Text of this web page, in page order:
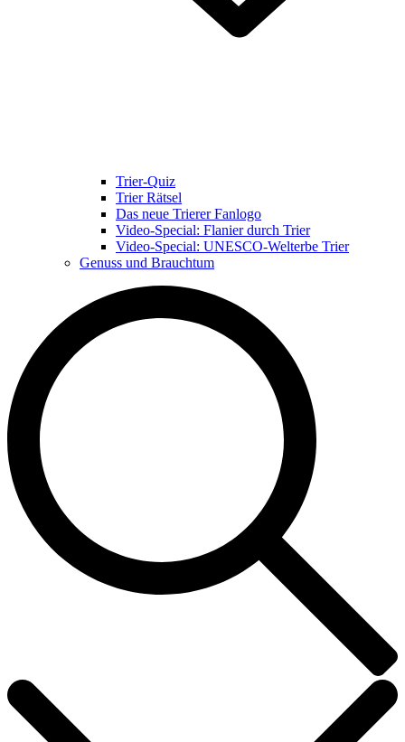
Trier-Quiz
Trier Rätsel
Das neue Trierer Fanlogo
Video-Special: Flanier durch Trier
Video-Special: UNESCO-Welterbe Trier
Genuss und Brauchtum